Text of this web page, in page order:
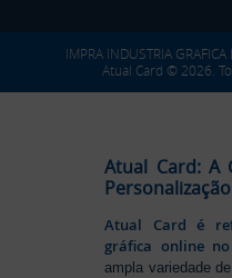
IMPRA INDUSTRIA
Atual Card © 2026.
Atual Card: A
Atual Card é
gráfica online
ampla variedade